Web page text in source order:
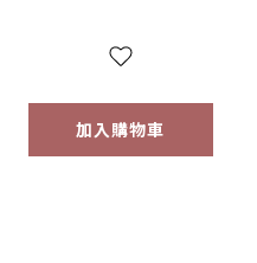
限定】
加入購物車